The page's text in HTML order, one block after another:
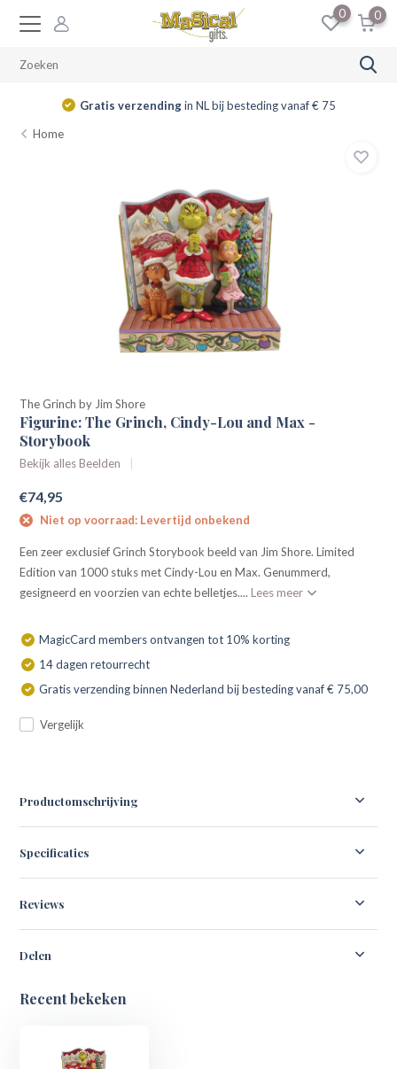
0 0
Gratis verzendingin NL bij besteding vanaf € 75
Home
The Grinch by Jim Shore
Figurine: The Grinch, Cindy-Lou and Max -
Storybook
Bekijk alles Beelden
€74,95
Niet op voorraad: Levertijd onbekend
Een zeer exclusief Grinch Storybook beeld van Jim Shore. Limited
Edition van 1000 stuks met Cindy-Lou en Max. Genummerd,
gesigneerd en voorzien van echte belletjes.... Lees meer
MagicCard members ontvangen tot 10% korting
14 dagen retourrecht
Gratis verzending binnen Nederland bij besteding vanaf € 75,00
Vergelijk
Productomschrijving
Specificaties
Reviews
Delen
Recent bekeken